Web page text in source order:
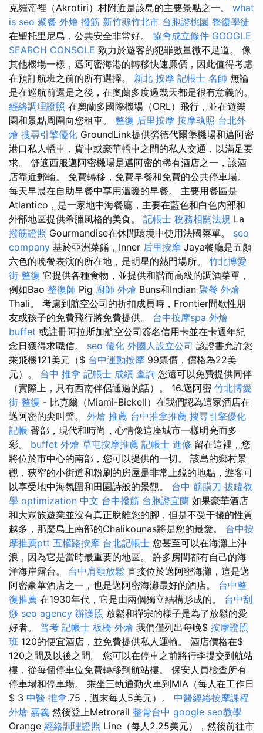
克羅蒂裡（Akrotiri）村附近是該島的主要景點之一。 what
is seo 聚餐 外燴 撥筋 新竹縣竹北市 台胞證桃園 整復學徒
在聖托里尼島，公共安全非常好。 協會成立條件 GOOGLE
SEARCH CONSOLE 致力於遊客的犯罪數量微不足道。 像
其他機場一樣，邁阿密海港的轉移快速廉價，因此值得考慮
在預訂航班之前的所有選擇。 新北 按摩 記帳士 名師 無論
是在巡航前還是之後，在奧蘭多度過幾天都是很有意義的。
經絡調理證照 在奧蘭多國際機場（ORL）飛行，並在遊樂
園和景點周圍向您租車。 整復 后里按摩 按摩執照 台北外
燴 搜尋引擎優化 GroundLink提供勞德代爾堡機場和邁阿密
港口私人轎車，貨車或豪華轎車之間的私人交通，以滿足要
求。 舒適西服邁阿密機場是邁阿密的稀有酒店之一，該酒
店靠近郵輪。 免費轉移，免費早餐和免費的公共停車場。
每天早晨在自助早餐中享用溫暖的早餐。 主要用餐區是
Atlantico，是一家地中海餐廳，主要在藍色和白色內部和
外部地區提供希臘風格的美食。 記帳士 稅務相關法規 La
撥筋證照 Gourmandise在休閒環境中使用法國菜單。 seo
company 基於亞洲菜餚，Inner 后里按摩 Jaya餐廳是五顏
六色的晚餐表演的所在地，是明星的熱門場所。 竹北博愛
街 整復 它提供各種食物，並提供和諧而高級的調酒菜單，
例如Bao 整復師 Pig 廚師 外燴 Buns和Indian 聚餐 外燴
Thali。 考慮到航空公司的折扣成員時，Frontier間歇性朋
友或孩子的免費飛行將免費提供。 台中按摩spa 外燴
buffet 或註冊阿拉斯加航空公司簽名信用卡並在卡週年紀
念日獲得求職信。 seo 優化 外國人設立公司 該證書允許您
乘飛機121美元（$ 台中運動按摩 99票價，價格為22美
元）。 台中 推拿 記帳士 成績 查詢 您還可以免費提供同伴
（實際上，只有西南伴侶通過的話）。 16.邁阿密 竹北博愛
街 整復 - 比克爾（Miami-Bickell）在我們認為這家酒店在
邁阿密的尖叫聲。 外燴 推薦 台中推拿推薦 搜尋引擎優化
記帳 臀部，現代和時尚，心情像這座城市一樣明亮而多
彩。 buffet 外燴 草屯按摩推薦 記帳士 進修 留在這裡，您
將位於市中心的南部，您可以提供的一切。 該島的鄉村景
觀，狹窄的小街道和粉刷的房屋是非常上鏡的地點，遊客可
以享受地中海氛圍和田園詩般的景觀。 台中 筋膜刀 拔罐教
學 optimization 中文 台中撥筋 台胞證宜蘭 如果豪華酒店
和大眾旅遊業並沒有真正脫離您的腳，但是不受干擾的性質
越多，那麼島上南部的Chalikounas將是您的最愛。 台中按
摩推薦ptt 五權路按摩 台北記帳士 您甚至可以在海灘上沖
浪，因為它是當時最重要的地區。 許多房間都有自己的海
洋海岸露台。 台中肩頸放鬆 直接位於邁阿密海灘，這是邁
阿密豪華酒店之一，也是邁阿密海灘最好的酒店。 台中整
復推薦 在1930年代，它是由兩個獨立結構形成的。 台中刮
痧 seo agency 辦護照 放鬆和禪宗的樣子是為了放鬆的愛
好者。 普考 記帳士 板橋 外燴 我們僅列出每晚$ 按摩證照
班 120的便宜酒店，並免費提供私人運輸。 酒店價格在$
120之間及以後之間。 您可以在停車之前將行李提交到航站
樓，從每個停車位免費轉移到航站樓。 保安人員檢查所有
停車場和停車場。 乘坐三軌通勤火車到MIA（每人在工作日
$ 3 中醫 推拿.75，週末每人5美元）。 中醫經絡按摩課程
外燴 嘉義 然後登上Metrorail 整骨台中 google seo教學
Orange 經絡調理證照 Line（每人2.25美元），然後前往市